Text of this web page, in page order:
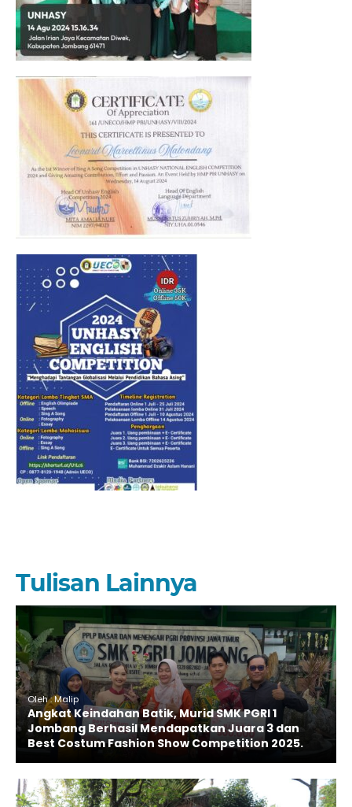
Tulisan Lainnya
Oleh : Malip
Angkat Keindahan Batik, Murid SMK PGRI 1
Jombang Berhasil Mendapatkan Juara 3 dan
Best Costum Fashion Show Competition 2025.